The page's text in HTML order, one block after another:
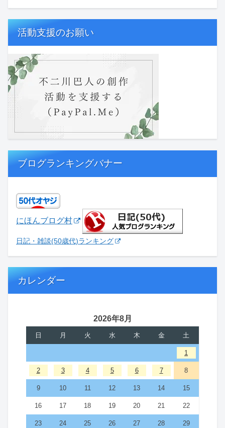
活動支援のお願い
ブログランキングバナー
にほんブログ村
日記・雑談(50歳代)ランキング
カレンダー
2026年8月
日 月 火 水 木 金 土
1
2 3 4 5 6 7 8
9 10 11 12 13 14 15
16 17 18 19 20 21 22
23 24 25 26 27 28 29